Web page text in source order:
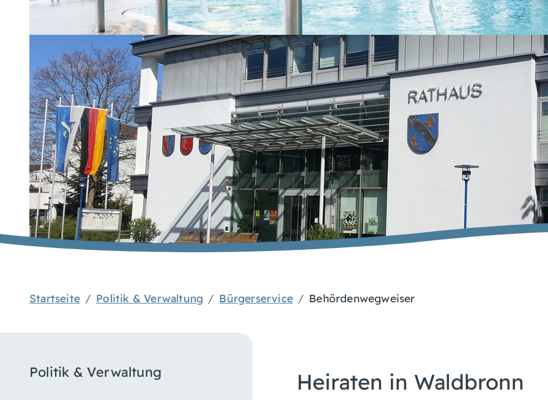
Startseite Politik & Verwaltung Bürgerservice Behördenwegweiser
Politik & Verwaltung Heiraten in Waldbronn